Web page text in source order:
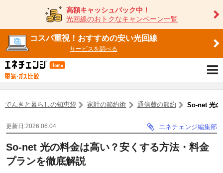
高額キャッシュバック中！
光回線のおトクなキャンペーン一覧
コスパ重視！おすすめの安い光回線
サービスを調べる
でんきと暮らしの知恵袋 家計の節約術 通信費の節約 So-net 光の
更新日:2026.06.04 エネチェンジ編集部
So-net 光の料金は高い？安くする方法・料金
プランを徹底解説